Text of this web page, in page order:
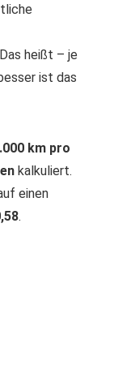
heißt – je
ist das
km pro
kalkuliert.
einen
.